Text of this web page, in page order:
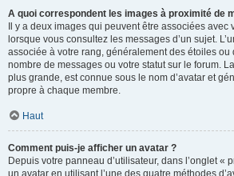
A quoi correspondent les images à proximité de
Il y a deux images qui peuvent être associées avec
lorsque vous consultez les messages d’un sujet.
associée à votre rang, généralement des étoiles ou
nombre de messages ou votre statut sur le forum.
plus grande, est connue sous le nom d’avatar et
propre à chaque membre.
Haut
Comment puis-je afficher un avatar ?
Depuis votre panneau d’utilisateur, dans l’onglet «
un avatar en utilisant l’une des quatre méthodes